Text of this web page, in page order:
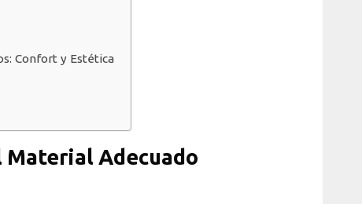
Confort y Estética
Material Adecuado